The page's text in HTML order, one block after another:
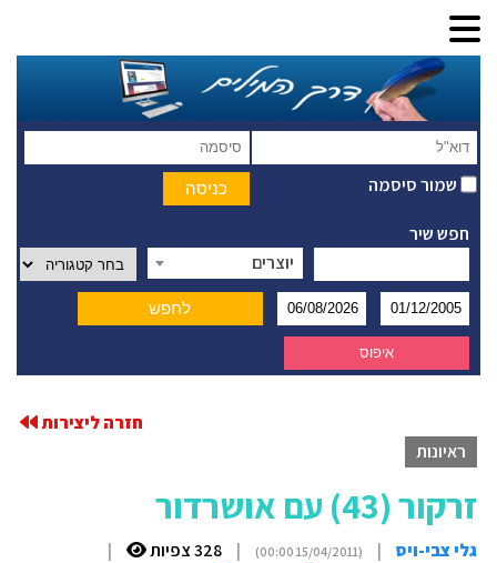
שמור סיסמה
חפש שיר
יוצרים
חזרה ליצירות
ראיונות
זרקור (43) עם אושרדור
גלי צבי-ויס |
(15/04/2011 00:00)
| 328 צפיות
|